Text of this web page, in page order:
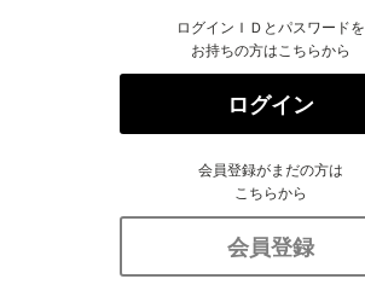
ログインＩＤとパスワードを
お持ちの方はこちらから
ログイン
会員登録がまだの方は
こちらから
会員登録